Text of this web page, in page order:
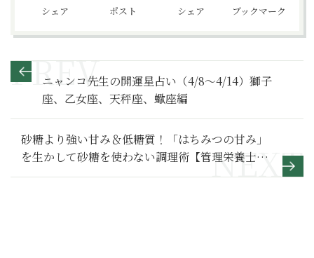
シェア ポスト シェア ブックマーク
ニャンコ先生の開運星占い（4/8～4/14）獅子
座、乙女座、天秤座、蠍座編
砂糖より強い甘み＆低糖質！「はちみつの甘み」
を生かして砂糖を使わない調理術【管理栄養士が
教える減塩レシピ】